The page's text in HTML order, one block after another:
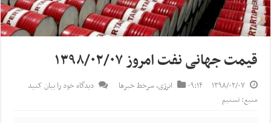
قیمت جهانی نفت امروز ۱۳۹۸/۰۲/۰۷
۱۳۹۸/۰۲/۰۷ ۰۹:۱۴ انرژی,سرخط خبرها
دیدگاه خود را بیان کنید
منبع: تسنیم